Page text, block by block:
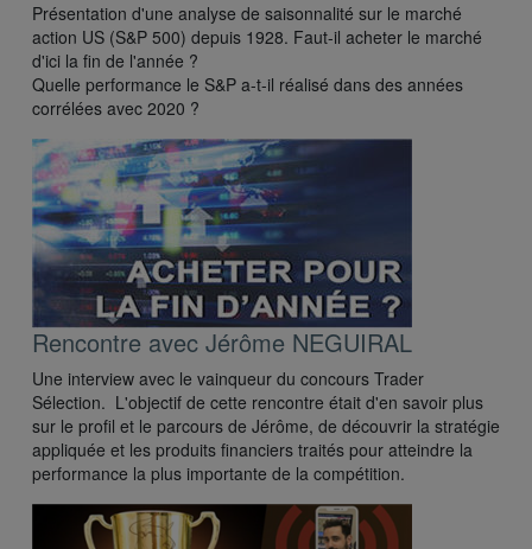
Présentation d'une analyse de saisonnalité sur le marché
action US (S&P 500) depuis 1928. Faut-il acheter le marché
d'ici la fin de l'année ?
Quelle performance le S&P a-t-il réalisé dans des années
corrélées avec 2020 ?
Rencontre avec Jérôme NEGUIRAL
Une interview avec le vainqueur du concours Trader
Sélection. L'objectif de cette rencontre était d'en savoir plus
sur le profil et le parcours de Jérôme, de découvrir la stratégie
appliquée et les produits financiers traités pour atteindre la
performance la plus importante de la compétition.